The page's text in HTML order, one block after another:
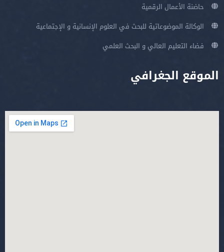
حاضنة الأعمال الرقمية
الوكالة الموضوعاتية للبحث في العلوم الإنسانية و الإجتماعية
فضاء التعليم العالي و البحث العلمي
الموقع الجغرافي